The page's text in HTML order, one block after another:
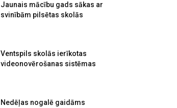
Jaunais mācību gads sākas ar
svinībām pilsētas skolās
Ventspils skolās ierīkotas
videonovērošanas sistēmas
Nedēļas nogalē gaidāms